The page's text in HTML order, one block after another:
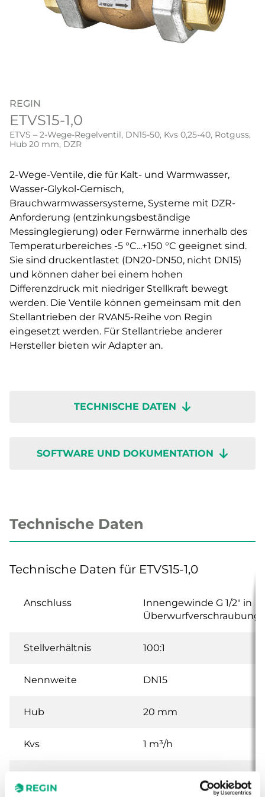
REGIN
ETVS15-1,0
ETVS – 2-Wege-Regelventil, DN15-50, Kvs 0,25-40, Rotguss,
Hub 20 mm, DZR
2-Wege-Ventile, die für Kalt- und Warmwasser,
Wasser-Glykol-Gemisch,
Brauchwarmwassersysteme, Systeme mit DZR-
Anforderung (entzinkungsbeständige
Messinglegierung) oder Fernwärme innerhalb des
Temperaturbereiches -5 °C...+150 °C geeignet sind.
Sie sind druckentlastet (DN20-DN50, nicht DN15)
und können daher bei einem hohen
Differenzdruck mit niedriger Stellkraft bewegt
werden. Die Ventile können gemeinsam mit den
Stellantrieben der RVAN5-Reihe von Regin
eingesetzt werden. Für Stellantriebe anderer
Hersteller bieten wir Adapter an.
TECHNISCHE DATEN
SOFTWARE UND DOKUMENTATION
Technische Daten
Technische Daten für ETVS15-1,0
Anschluss
Innengewinde G 1/2" in
Überwurfverschraubung
Stellverhältnis 100:1
Nennweite DN15
Hub 20 mm
Kvs 1 m³/h
Differenzdruck